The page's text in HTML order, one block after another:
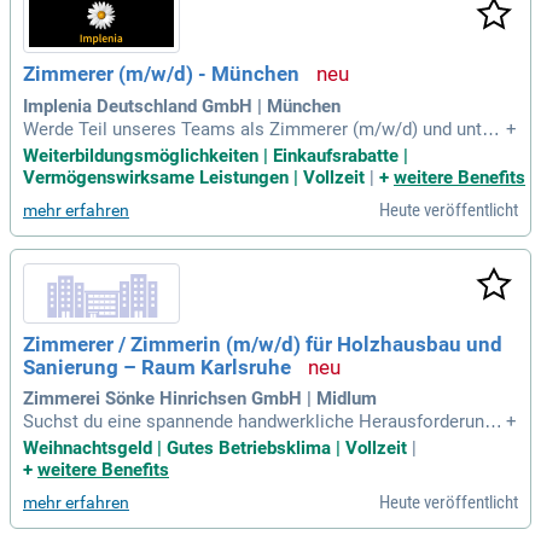
hochwertiger Arbeitskleidung. Bewirb dich jetzt und starte in
einen zukunftssicheren Arbeitsplatz in unserem Handwerk!
Zimmerer (m/w/d) - München
Implenia Deutschland GmbH | München
Werde Teil unseres Teams als Zimmerer (m/w/d) und unter
stütze die Projekt- sowie Logistikleitung bei der Baustellene
inrichtung. Du übernimmst Lagerverwaltung, Bestandskontr
olle und koordinierst Reparaturmaßnahmen. Zudem führst d
u Kranarbeiten durch und bist Ansprechpartner für die Baulo
gistik. Voraussetzung ist eine abgeschlossene Ausbildung
als Zimmerer, Schreiner oder Schalungsbauer, sowie ein sta
rkes Bewusstsein für Baustellensicherheit. Profitiere von att
raktiven Konditionen wie 30 Tagen Urlaub, arbeitgeberfinanzi
erter Altersvorsorge und vielfältigen Weiterbildungsmöglich
keiten. Bewirb dich jetzt und finde deine Karrierechance mit
uns, inklusive Sport- und Wellnessvergünstigungen!
+
Weiterbildungsmöglichkeiten | Einkaufsrabatte |
Vermögenswirksame Leistungen | Vollzeit | + weitere Benefits
mehr erfahren Heute veröffentlicht
Zimmerer / Zimmerin (m/w/d) für Holzhausbau und
Sanierung – Raum Karlsruhe
Zimmerei Sönke Hinrichsen GmbH | Midlum
Suchst du eine spannende handwerkliche Herausforderung?
Werde Teil eines engagierten Teams, das Bauprojekte von d
er Idee bis zur Umsetzung realisiert. Als versierter Zimmere
e. Du übernimmst Aufgaben wie das Montieren von Dachstü
hlen und die energetische Sanierung. Mit deiner abgeschlos
+
Weihnachtsgeld | Gutes Betriebsklima | Vollzeit |
+ weitere Benefits
mehr erfahren Heute veröffentlicht